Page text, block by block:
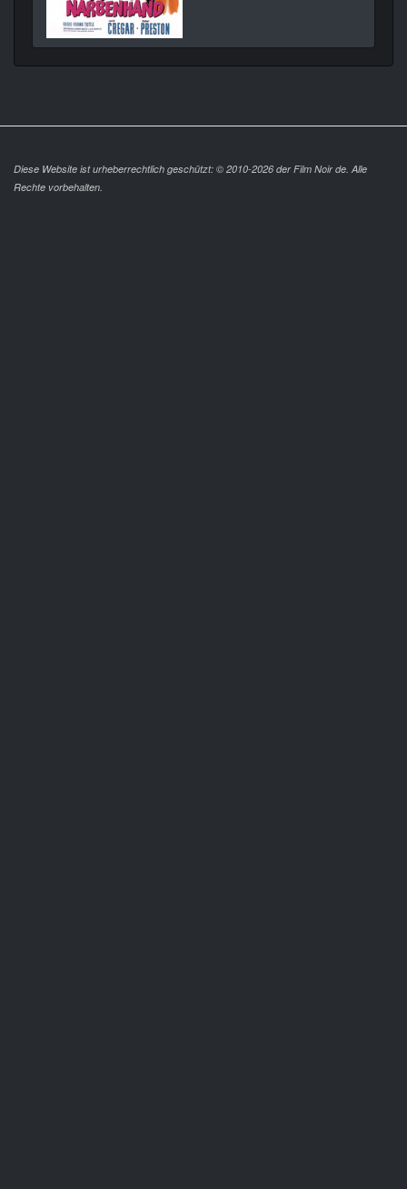
Diese Website ist urheberrechtlich geschützt: © 2010-2026 der Film Noir de. Alle
Rechte vorbehalten.